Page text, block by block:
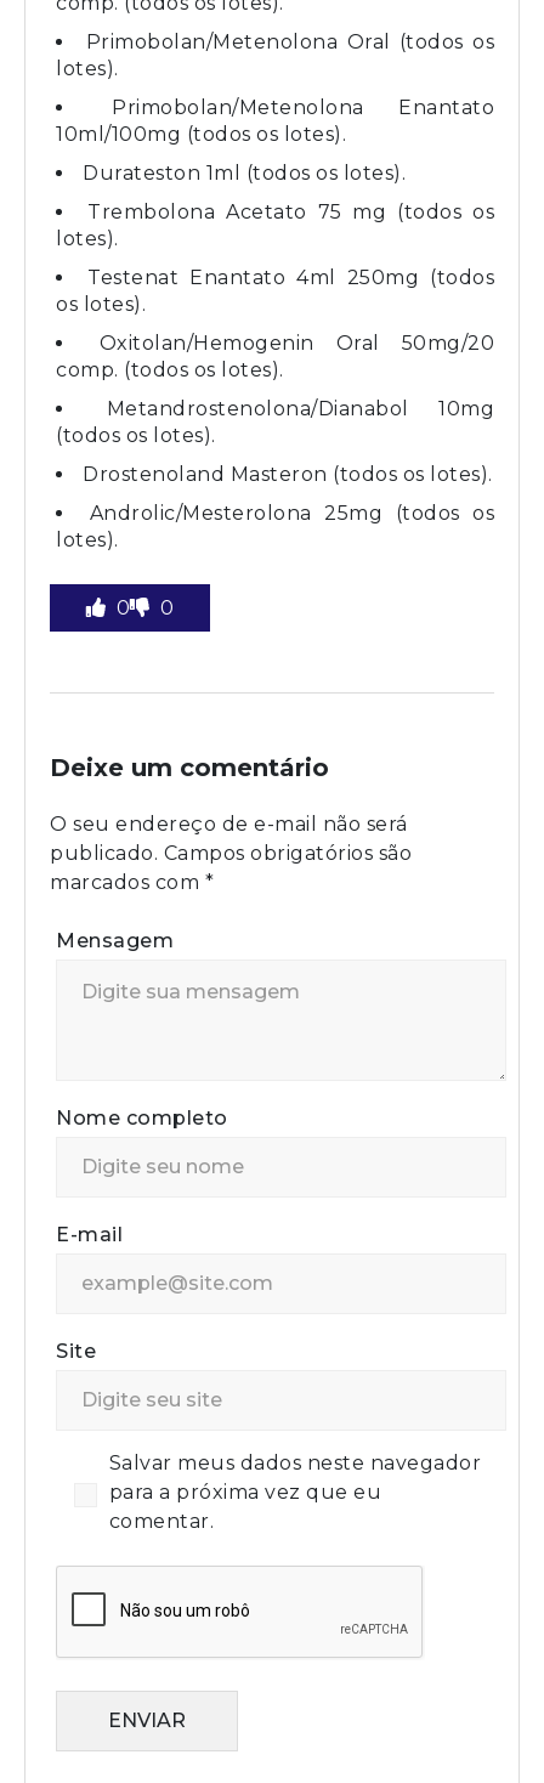
Primobolan/Metenolona Oral (todos os
lotes).
Primobolan/Metenolona Enantato
10ml/100mg (todos os lotes).
Durateston 1ml (todos os lotes).
Trembolona Acetato 75 mg (todos os
lotes).
Testenat Enantato 4ml 250mg (todos
os lotes).
Oxitolan/Hemogenin Oral 50mg/20
comp. (todos os lotes).
Metandrostenolona/Dianabol 10mg
(todos os lotes).
Drostenoland Masteron (todos os lotes).
Androlic/Mesterolona 25mg (todos os
lotes).
0 0
Deixe um comentário
O seu endereço de e-mail não será
publicado. Campos obrigatórios são
marcados com *
Mensagem
Nome completo
E-mail
Site
Salvar meus dados neste navegador
para a próxima vez que eu
comentar.
ENVIAR